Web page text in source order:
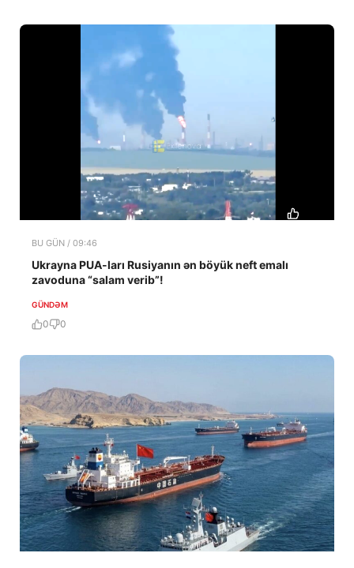
BU GÜN / 09:46
Ukrayna PUA-ları Rusiyanın ən böyük neft emalı
zavoduna “salam verib”!
GÜNDƏM
0 0